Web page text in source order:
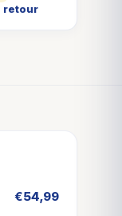
retour
€54,99